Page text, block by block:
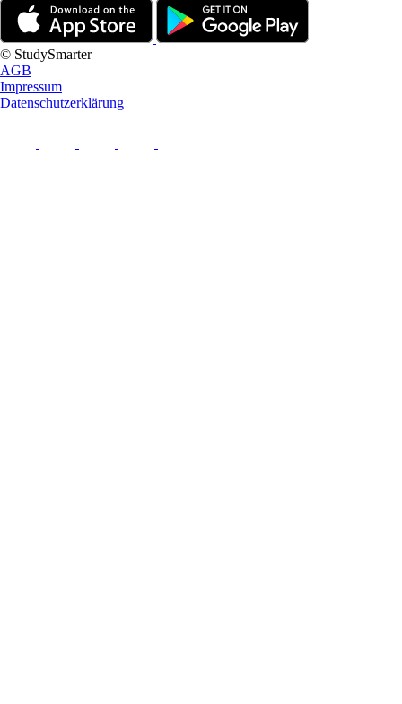
© StudySmarter
AGB
Impressum
Datenschutzerklärung